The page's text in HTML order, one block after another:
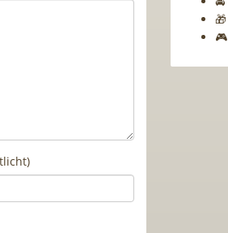
🎁
🎮